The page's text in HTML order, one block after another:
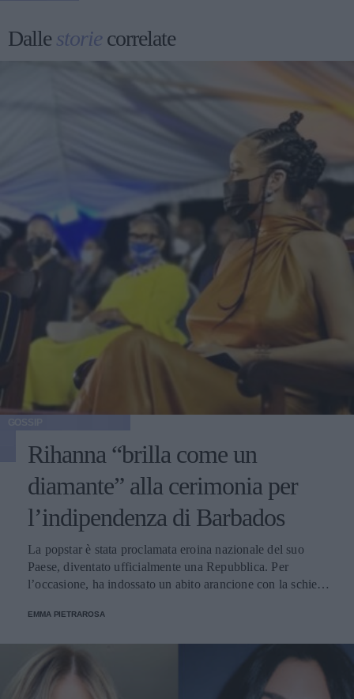
Dallestorie correlate
Rihanna “brilla come un
diamante” alla cerimonia per
l’indipendenza di Barbados
La popstar è stata proclamata eroina nazionale del suo
Paese, diventato ufficialmente una Repubblica. Per
l’occasione, ha indossato un abito arancione con la schiena
EMMA PIETRAROSA